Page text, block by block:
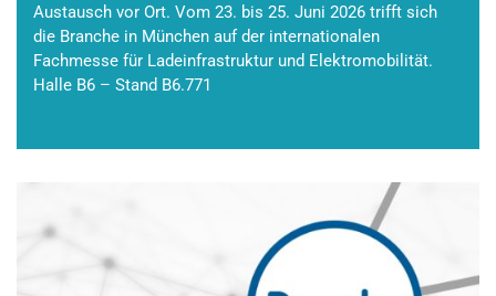
Austausch vor Ort. Vom 23. bis 25. Juni 2026 trifft sich
die Branche in München auf der internationalen
Fachmesse für Ladeinfrastruktur und Elektromobilität.
Halle B6 – Stand B6.771